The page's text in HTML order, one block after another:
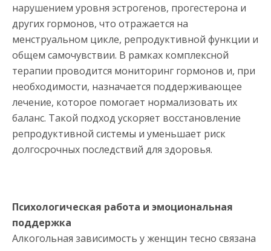
нарушением уровня эстрогенов, прогестерона и
других гормонов, что отражается на
менструальном цикле, репродуктивной функции и
общем самочувствии. В рамках комплексной
терапии проводится мониторинг гормонов и, при
необходимости, назначается поддерживающее
лечение, которое помогает нормализовать их
баланс. Такой подход ускоряет восстановление
репродуктивной системы и уменьшает риск
долгосрочных последствий для здоровья.
Психологическая работа и эмоциональная
поддержка
Алкогольная зависимость у женщин тесно связана